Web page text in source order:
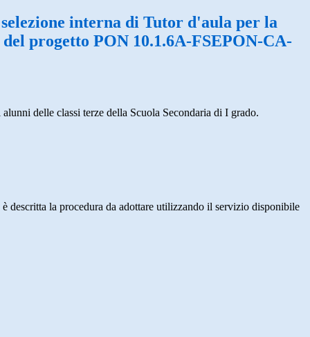
interna di Tutor d'aula per la
progetto PON 10.1.6A-FSEPON-CA-
delle classi terze della Scuola Secondaria di I grado.
descritta la procedura da adottare utilizzando il servizio disponibile